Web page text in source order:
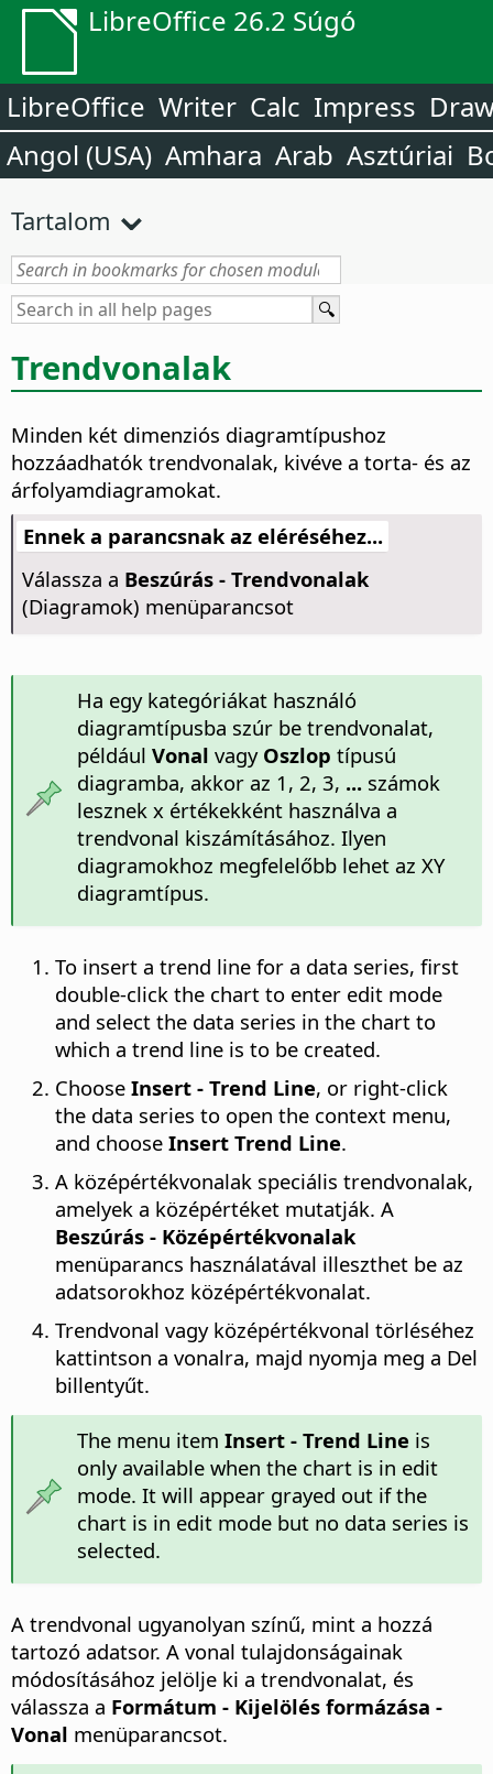
LibreOffice 26.2 Súgó
LibreOffice Writer Calc Impress
Angol (USA) Amhara Arab Asztúriai
Tartalom
Trendvonalak
Minden két dimenziós diagramtípushoz
hozzáadhatók trendvonalak, kivéve a torta- és az
árfolyamdiagramokat.
Ennek a parancsnak az eléréséhez...
Válassza a Beszúrás - Trendvonalak
(Diagramok) menüparancsot
Ha egy kategóriákat használó
diagramtípusba szúr be trendvonalat,
például Vonal vagy Oszlop típusú
diagramba, akkor az 1, 2, 3, ...számok
lesznek x értékekként használva a
trendvonal kiszámításához. Ilyen
diagramokhoz megfelelőbb lehet az XY
diagramtípus.
To insert a trend line for a data series, first
double-click the chart to enter edit mode
and select the data series in the chart to
which a trend line is to be created.
Choose Insert - Trend Line, or right-click
the data series to open the context menu,
and choose Insert Trend Line.
A középértékvonalak speciális trendvonalak,
amelyek a középértéket mutatják. A
Beszúrás - Középértékvonalak
menüparancs használatával illeszthet be az
adatsorokhoz középértékvonalat.
Trendvonal vagy középértékvonal törléséhez
kattintson a vonalra, majd nyomja meg a Del
billentyűt.
The menu item Insert - Trend Line is
only available when the chart is in edit
mode. It will appear grayed out if the
chart is in edit mode but no data series is
selected.
A trendvonal ugyanolyan színű, mint a hozzá
tartozó adatsor. A vonal tulajdonságainak
módosításához jelölje ki a trendvonalat, és
válassza a Formátum - Kijelölés formázása -
Vonal menüparancsot.